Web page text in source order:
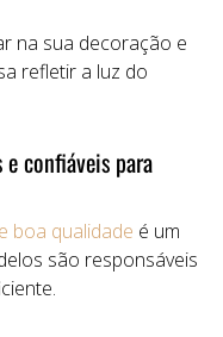
na sua decoração e
refletir a luz do
confiáveis para
boa qualidade é um
são responsáveis